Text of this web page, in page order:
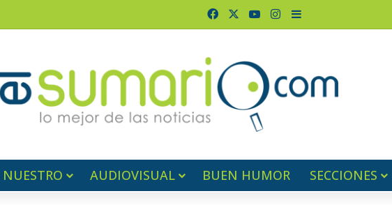
FacebookYouTubeInstagram
Barra lateral
NUESTRO AUDIOVISUAL BUEN HUMOR SECCIONES